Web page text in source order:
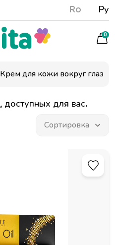
Ro Ру
0
Крем для кожи вокруг глаз
для вас.